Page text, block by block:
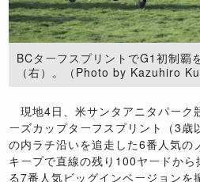
BCターフスプリントでG1初制覇
（右）。（Photo by Kazuhiro
現地4日、米サンタアニタパーク
ーズカップターフスプリント（3歳
の内ラチ沿いを追走した6番人気の
キープで直線の残り100ヤードか
る7番人気ビッグインベージョンを